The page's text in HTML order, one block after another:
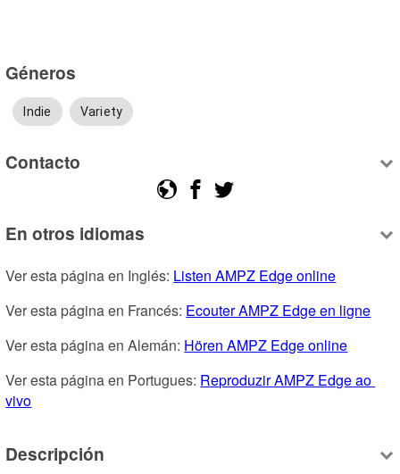
Géneros
Indie Variety
Contacto
En otros idiomas
Ver esta página en Inglés: Listen AMPZ Edge online
Ver esta página en Francés: Ecouter AMPZ Edge en ligne
Ver esta página en Alemán: Hören AMPZ Edge online
Ver esta página en Portugues: Reproduzir AMPZ Edge ao
vivo
Descripción